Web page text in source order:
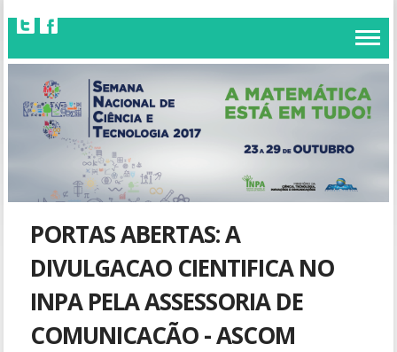
PORTAS ABERTAS: A
DIVULGACAO CIENTIFICA NO
INPA PELA ASSESSORIA DE
COMUNICACÃO - ASCOM